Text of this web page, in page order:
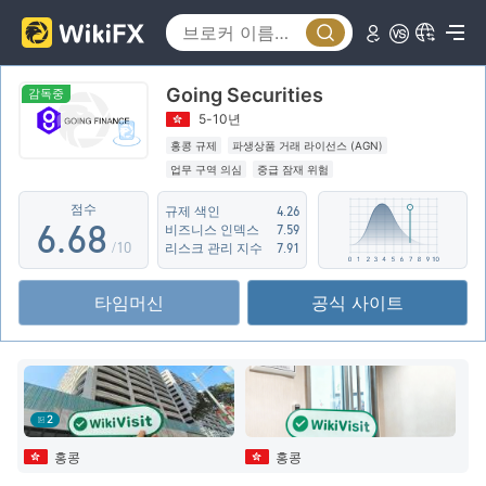
감독중 Going Securities
5-10년
홍콩 규제
파생상품 거래 라이선스 (AGN)
업무 구역 의심
중급 잠재 위험
점수
1
2
3
5
6
7
8
9
.
1
2
3
5
6
7
8
9
3
4
5
7
8
9
/10
규제 색인
4.26
비즈니스 인덱스
7.59
리스크 관리 지수
7.91
타임머신 공식 사이트
2
홍콩 홍콩